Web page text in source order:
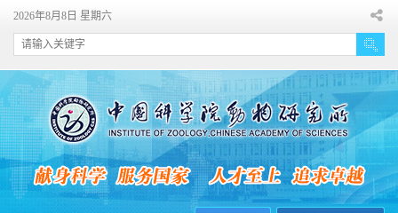
2026年8月8日 星期六